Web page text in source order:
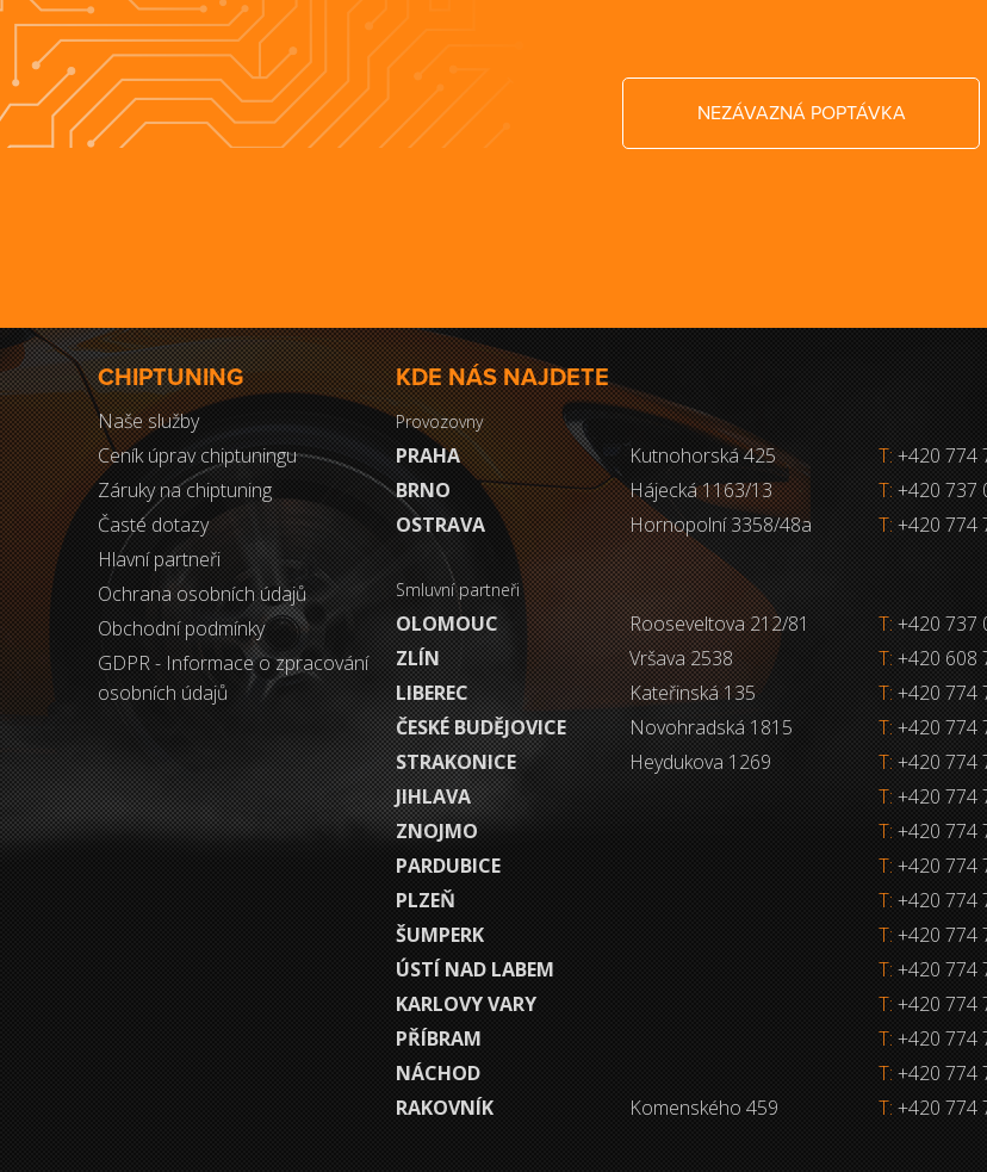
NEZÁVAZNÁ POPTÁVKA
CHIPTUNING
Naše služby
Ceník úprav chiptuningu
Záruky na chiptuning
Časté dotazy
Hlavní partneři
Ochrana osobních údajů
Obchodní podmínky
GDPR - Informace o zpracování
osobních údajů
KDE NÁS NAJDETE
Provozovny
PRAHA Kutnohorská 425 T: +420 774
BRNO
Hájecká 1163/13 T: +420 737
OSTRAVA
Hornopolní 3358/48a T: +420 774
Smluvní partneři
OLOMOUC Rooseveltova 212/81 T: +420 737
ZLÍN
Vršava 2538 T: +420 608
LIBEREC
Kateřinská 135 T: +420 774
ČESKÉ BUDĚJOVICE
Novohradská 1815 T: +420 774
STRAKONICE
Heydukova 1269 T: +420 774
JIHLAVA
T: +420 774
ZNOJMO
T: +420 774
PARDUBICE
T: +420 774
PLZEŇ
T: +420 774
ŠUMPERK
T: +420 774
ÚSTÍ NAD LABEM
T: +420 774
KARLOVY VARY
T: +420 774
PŘÍBRAM
T: +420 774
NÁCHOD
T: +420 774
RAKOVNÍK
Komenského 459 T: +420 774